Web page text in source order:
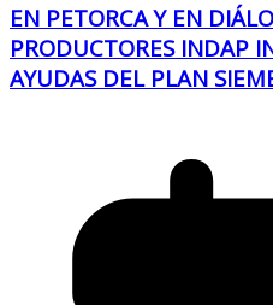
EN PETORCA Y EN
PRODUCTORES INDAP
AYUDAS DEL PLAN